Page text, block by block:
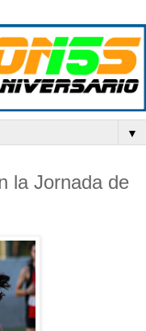
▼
la Jornada de